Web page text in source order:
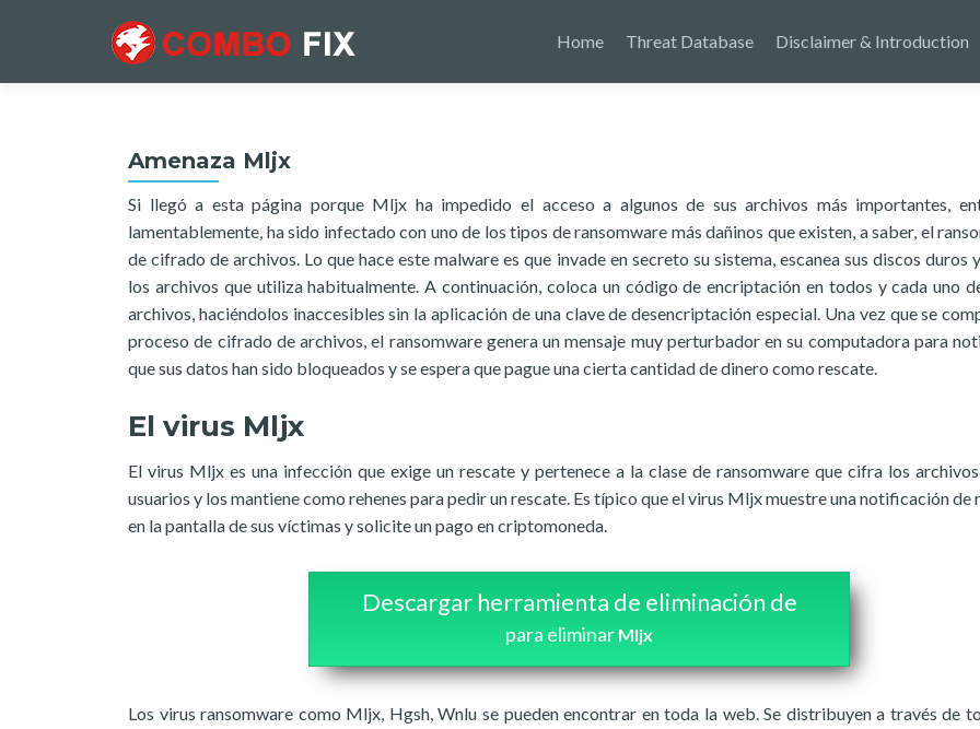
Home Threat Database Disclaimer & Introduction
Amenaza Mljx
Si llegó a esta página porque Mljx ha impedido el acceso a algunos de sus archivos más importantes,
lamentablemente, ha sido infectado con uno de los tipos de ransomware más dañinos que existen, a saber, el
de cifrado de archivos. Lo que hace este malware es que invade en secreto su sistema, escanea sus discos duros
los archivos que utiliza habitualmente. A continuación, coloca un código de encriptación en todos y cada uno
archivos, haciéndolos inaccesibles sin la aplicación de una clave de desencriptación especial. Una vez que se
proceso de cifrado de archivos, el ransomware genera un mensaje muy perturbador en su computadora para
que sus datos han sido bloqueados y se espera que pague una cierta cantidad de dinero como rescate.
El virus Mljx
El virus Mljx es una infección que exige un rescate y pertenece a la clase de ransomware que cifra los
usuarios y los mantiene como rehenes para pedir un rescate. Es típico que el virus Mljx muestre una notificación de
en la pantalla de sus víctimas y solicite un pago en criptomoneda.
Descargar herramienta de eliminación de
para eliminar Mljx
Los virus ransomware como Mljx, Hgsh, Wnlu se pueden encontrar en toda la web. Se distribuyen a través de